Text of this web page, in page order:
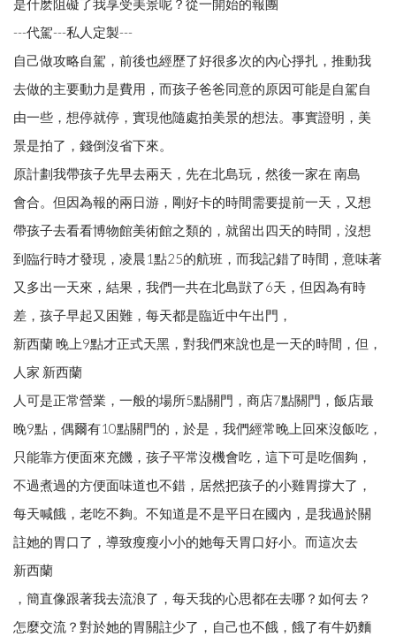
是什麽阻礙了我享受美景呢？從一開始的報團
---代駕---私人定製---
自己做攻略自駕，前後也經歷了好很多次的內心掙扎，推動我
去做的主要動力是費用，而孩子爸爸同意的原因可能是自駕自
由一些，想停就停，實現他隨處拍美景的想法。事實證明，美
景是拍了，錢倒沒省下來。
原計劃我帶孩子先早去兩天，先在北島玩，然後一家在 南島
會合。但因為報的兩日游，剛好卡的時間需要提前一天，又想
帶孩子去看看博物館美術館之類的，就留出四天的時間，沒想
到臨行時才發現，凌晨1點25的航班，而我記錯了時間，意味著
又多出一天來，結果，我們一共在北島獃了6天，但因為有時
差，孩子早起又困難，每天都是臨近中午出門，
新西蘭 晚上9點才正式天黑，對我們來說也是一天的時間，但，
人家 新西蘭
人可是正常營業，一般的場所5點關門，商店7點關門，飯店最
晚9點，偶爾有10點關門的，於是，我們經常晚上回來沒飯吃，
只能靠方便面來充饑，孩子平常沒機會吃，這下可是吃個夠，
不過煮過的方便面味道也不錯，居然把孩子的小雞胃撐大了，
每天喊餓，老吃不夠。不知道是不是平日在國內，是我過於關
註她的胃口了，導致瘦瘦小小的她每天胃口好小。而這次去
新西蘭
，簡直像跟著我去流浪了，每天我的心思都在去哪？如何去？
怎麼交流？對於她的胃關註少了，自己也不餓，餓了有牛奶麵